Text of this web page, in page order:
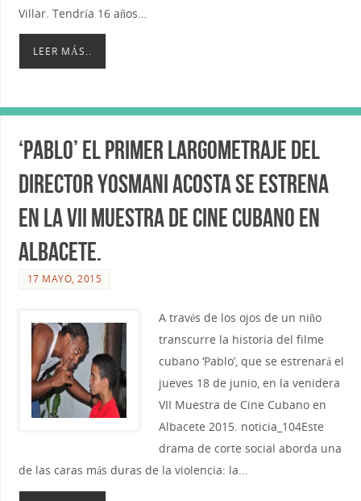
Villar. Tendría 16 años…
LEER MÁS..
‘PABLO’ el primer largometraje del
director Yosmani Acosta se estrena
en la VII Muestra de Cine Cubano en
Albacete.
17 MAYO, 2015
A través de los ojos de un niño
transcurre la historia del filme
cubano ‘Pablo’, que se estrenará el
jueves 18 de junio, en la venidera
VII Muestra de Cine Cubano en
Albacete 2015. noticia_104Este
drama de corte social aborda una
de las caras más duras de la violencia: la…